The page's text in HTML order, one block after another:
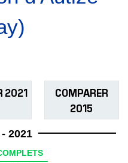
2021
COMPARER
2015
2021